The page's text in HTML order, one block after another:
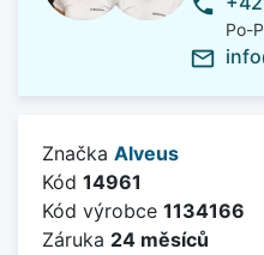
Po-
mail_outline
Značka Alveus
Kód 14961
Kód výrobce 1134166
Záruka 24 měsíců